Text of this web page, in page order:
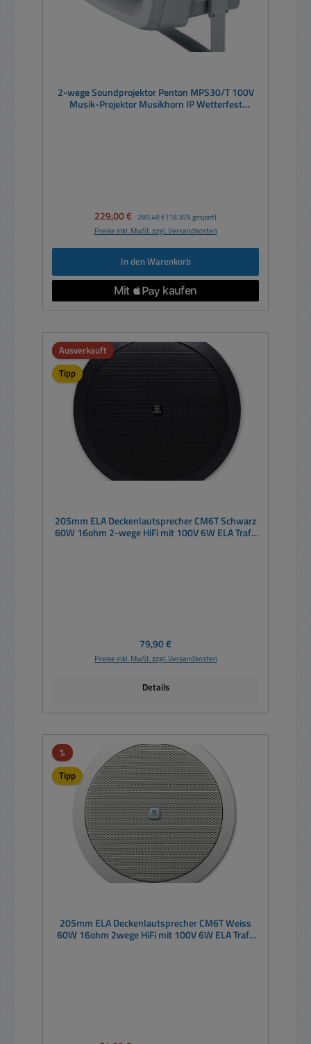
2-wege Soundprojektor Penton MPS30/T 100V
Musik-Projektor Musikhorn IP Wetterfest
Verkaufspreis:
229,00 € Regulärer Preis:
280,48 € (18.35% gespart)
Preise inkl. MwSt. zzgl. Versandkosten
In den Warenkorb
Ausverkauft
Tipp
205mm ELA Deckenlautsprecher CM6T Schwarz
60W 16ohm 2-wege HiFi mit 100V 6W ELA Trafo
Regulärer Preis:
79,90 €
Preise inkl. MwSt. zzgl. Versandkosten
Details
%Rabatt
Tipp
205mm ELA Deckenlautsprecher CM6T Weiss
60W 16ohm 2wege HiFi mit 100V 6W ELA Trafo